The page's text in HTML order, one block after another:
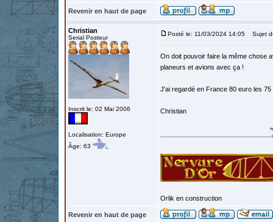
Revenir en haut de page
Christian
Serial Posteur
Inscrit le: 02 Mai 2006
Localisation: Europe
Âge: 63
Posté le: 11/03/2024 14:05 Sujet
On doit pouvoir faire la même chose
planeurs et avions avec ça !
J'ai regardé en France 80 euro les
Christian
Orlik en construction
Revenir en haut de page